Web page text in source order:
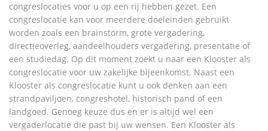
congreslocaties voor u op een rij hebben gezet. Een
congreslocatie kan voor meerdere doeleinden gebruikt
worden zoals een brainstorm, grote vergadering,
directieoverleg, aandeelhouders vergadering, presentatie of
een studiedag. Op dit moment zoekt u naar een Klooster als
congreslocatie voor uw zakelijke bijeenkomst. Naast een
Klooster als congreslocatie kunt u ook denken aan een
strandpaviljoen, congreshotel, historisch pand of een
landgoed. Genoeg keuze dus en er is altijd wel een
vergaderlocatie die past bij uw wensen. Een Klooster als